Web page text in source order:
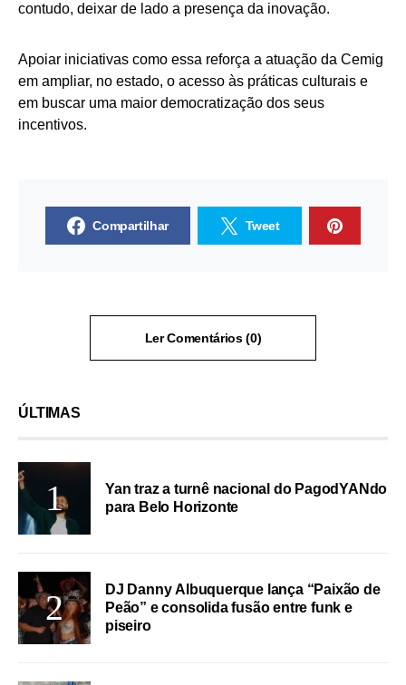
contudo, deixar de lado a presença da inovação.
Apoiar iniciativas como essa reforça a atuação da Cemig
em ampliar, no estado, o acesso às práticas culturais e
em buscar uma maior democratização dos seus
incentivos.
Compartilhar Tweet
Ler Comentários (0)
ÚLTIMAS
Yan traz a turnê nacional do PagodYANdo
para Belo Horizonte
DJ Danny Albuquerque lança “Paixão de
Peão” e consolida fusão entre funk e
piseiro